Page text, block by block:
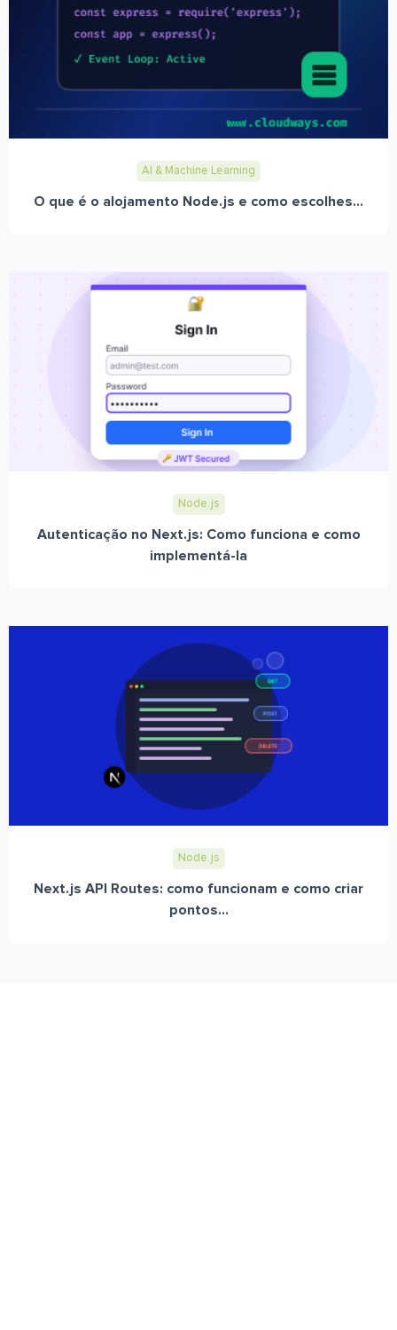
AI & Machine Learning
O que é o alojamento Node.js e como escolhes...
Node.js
Autenticação no Next.js: Como funciona e como
implementá-la
Node.js
Next.js API Routes: como funcionam e como criar
pontos...